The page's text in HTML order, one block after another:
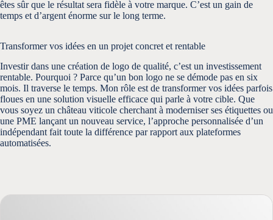
êtes sûr que le résultat sera fidèle à votre marque. C’est un gain de
temps et d’argent énorme sur le long terme.
Transformer vos idées en un projet concret et rentable
Investir dans une création de logo de qualité, c’est un investissement
rentable. Pourquoi ? Parce qu’un bon logo ne se démode pas en six
mois. Il traverse le temps. Mon rôle est de transformer vos idées parfois
floues en une solution visuelle efficace qui parle à votre cible. Que
vous soyez un château viticole cherchant à moderniser ses étiquettes ou
une PME lançant un nouveau service, l’approche personnalisée d’un
indépendant fait toute la différence par rapport aux plateformes
automatisées.